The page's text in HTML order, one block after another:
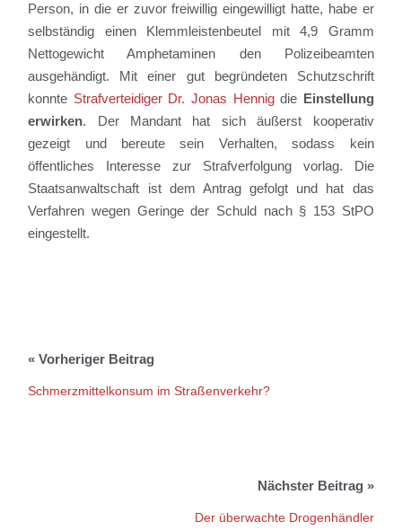
Person, in die er zuvor freiwillig eingewilligt hatte, habe er
selbständig einen Klemmleistenbeutel mit 4,9 Gramm
Nettogewicht Amphetaminen den Polizeibeamten
ausgehändigt.
Mit einer gut begründeten Schutzschrift
konnte Strafverteidiger Dr. Jonas Hennigdie Einstellung
erwirken. Der Mandant hat sich äußerst kooperativ
gezeigt und bereute sein Verhalten, sodass kein
öffentliches Interesse zur Strafverfolgung vorlag.
Die
Staatsanwaltschaft ist dem Antrag gefolgt und hat das
Verfahren wegen Geringe der Schuld nach § 153 StPO
eingestellt.
Schmerzmittelkonsum im Straßenverkehr?
Der überwachte Drogenhändler